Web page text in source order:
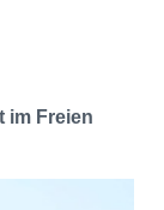
im Freien